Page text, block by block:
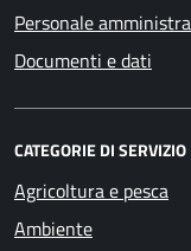
Personale
Documenti e dati
CATEGORIE DI SERVIZIO
Agricoltura e pesca
Ambiente